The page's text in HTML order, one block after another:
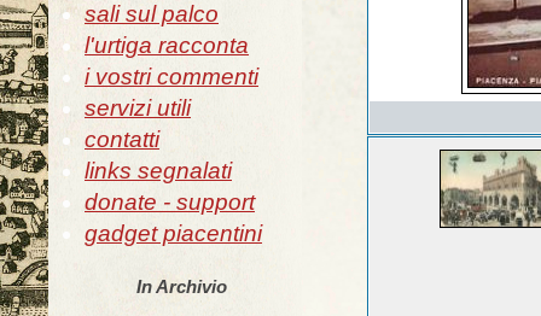
sali sul palco
l'urtiga racconta
i vostri commenti
servizi utili
contatti
links segnalati
donate - support
gadget piacentini
In Archivio